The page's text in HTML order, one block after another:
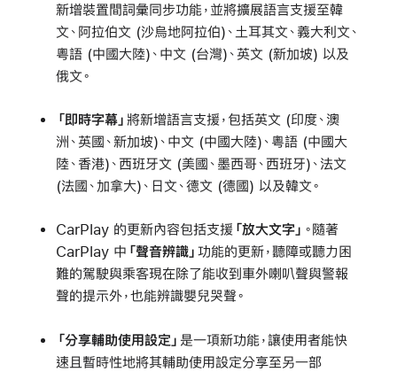
新增裝置間詞彙同步功能，並將擴展語言支援至韓
文、阿拉伯文 (沙烏地阿拉伯)、土耳其文、義大利文、
粵語 (中國大陸)、中文 (台灣)、英文 (新加坡) 以及
俄文。
「即時字幕」 將新增語言支援，包括英文 (印度、澳
洲、英國、新加坡)、中文 (中國大陸)、粵語 (中國大
陸、香港)、西班牙文 (美國、墨西哥、西班牙)、法文
(法國、加拿大)、日文、德文 (德國) 以及韓文。
CarPlay 的更新內容包括支援 「放大文字」 。隨著
CarPlay 中 「聲音辨識」 功能的更新，聽障或聽力困
難的駕駛與乘客現在除了能收到車外喇叭聲與警報
聲的提示外，也能辨識嬰兒哭聲。
「分享輔助使用設定」 是一項新功能，讓使用者能快
速且暫時性地將其輔助使用設定分享至另一部